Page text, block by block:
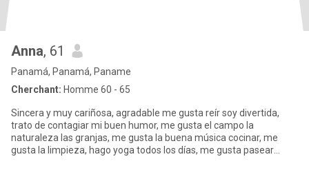
Anna, 61
Panamá, Panamá, Paname
Cherchant: Homme 60 - 65
Sincera y muy cariñosa, agradable me gusta reír soy divertida,
trato de contagiar mi buen humor, me gusta el campo la
naturaleza las granjas, me gusta la buena música cocinar, me
gusta la limpieza, hago yoga todos los días, me gusta pasear